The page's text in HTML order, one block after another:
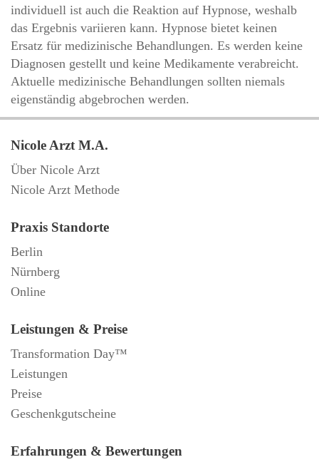
individuell ist auch die Reaktion auf Hypnose, weshalb
das Ergebnis variieren kann. Hypnose bietet keinen
Ersatz für medizinische Behandlungen. Es werden keine
Diagnosen gestellt und keine Medikamente verabreicht.
Aktuelle medizinische Behandlungen sollten niemals
eigenständig abgebrochen werden.
Nicole Arzt M.A.
Über Nicole Arzt
Nicole Arzt Methode
Praxis Standorte
Berlin
Nürnberg
Online
Leistungen & Preise
Transformation Day™
Leistungen
Preise
Geschenkgutscheine
Erfahrungen & Bewertungen